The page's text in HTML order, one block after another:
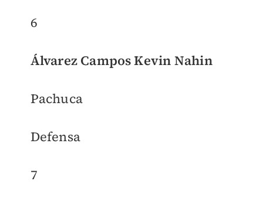
6
Álvarez Campos Kevin Nahin
Pachuca
Defensa
7